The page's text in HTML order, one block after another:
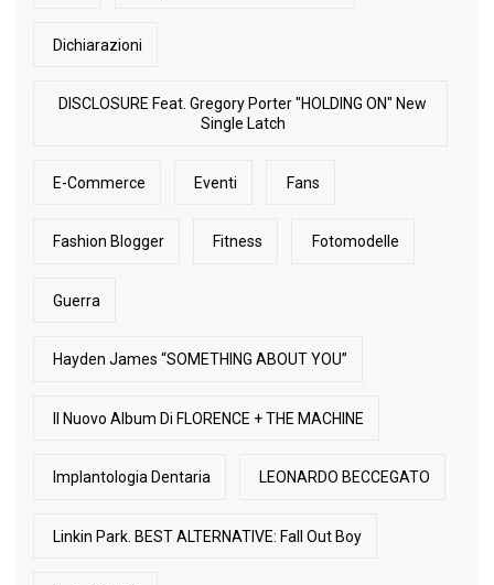
Dichiarazioni
DISCLOSURE Feat. Gregory Porter "HOLDING ON" New
Single Latch
E-Commerce Eventi Fans
Fashion Blogger Fitness Fotomodelle
Guerra
Hayden James “SOMETHING ABOUT YOU”
Il Nuovo Album Di FLORENCE + THE MACHINE
Implantologia Dentaria LEONARDO BECCEGATO
Linkin Park. BEST ALTERNATIVE: Fall Out Boy